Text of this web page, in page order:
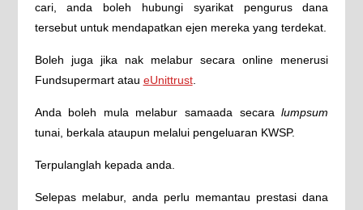
cari, anda boleh hubungi syarikat pengurus dana
tersebut untuk mendapatkan ejen mereka yang terdekat.
Boleh juga jika nak melabur secara online menerusi
Fundsupermart atau eUnittrust.
Anda boleh mula melabur samaada secaralumpsum
tunai, berkala ataupun melalui pengeluaran KWSP.
Terpulanglah kepada anda.
Selepas melabur, anda perlu memantau prestasi dana